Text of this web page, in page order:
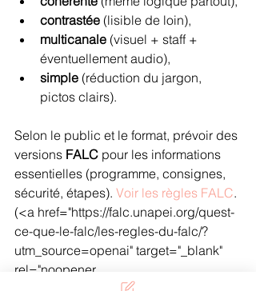
contrastée (lisible de loin),
multicanale (visuel + staff +
éventuellement audio),
simple (réduction du jargon,
pictos clairs).
Selon le public et le format, prévoir des
versions FALC pour les informations
essentielles (programme, consignes,
sécurité, étapes). Voir les règles FALC.
(<a href="https://falc.unapei.org/quest-
ce-que-le-falc/les-regles-du-falc/?
utm_source=openai" target="_blank"
rel="noopener